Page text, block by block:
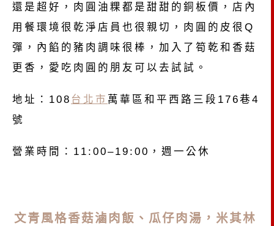
還是超好，肉圓油粿都是甜甜的銅板價，店內
用餐環境很乾淨店員也很親切，肉圓的皮很Q
彈，內餡的豬肉調味很棒，加入了筍乾和香菇
更香，愛吃肉圓的朋友可以去試試。
地址：108 台北市 萬華區和平西路三段176巷4
號
營業時間：11:00–19:00，週一公休
文青風格香菇滷肉飯、瓜仔肉湯，米其林